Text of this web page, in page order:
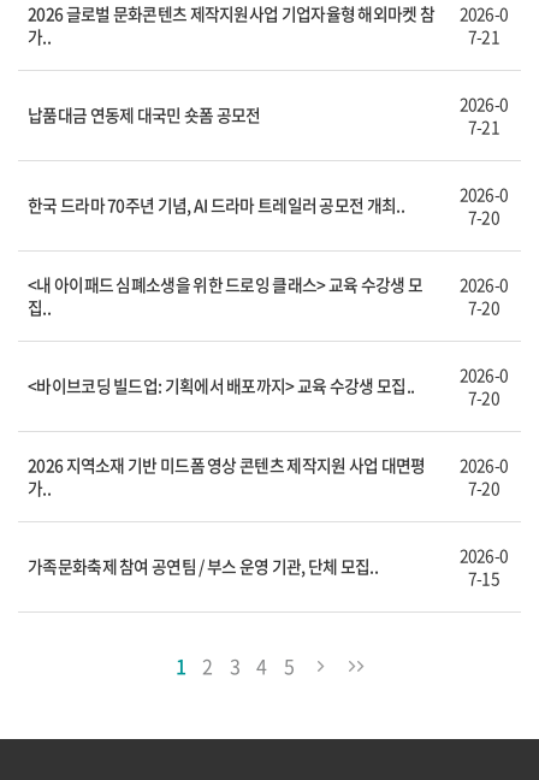
2026 글로벌 문화콘텐츠 제작지원사업 기업자율형 해외마켓 참
가..
2026-0
7-21
납품대금 연동제 대국민 숏폼 공모전
2026-0
7-21
한국 드라마 70주년 기념, AI 드라마 트레일러 공모전 개최..
2026-0
7-20
<내 아이패드 심폐소생을 위한 드로잉 클래스> 교육 수강생 모
집..
2026-0
7-20
<바이브코딩 빌드업: 기획에서 배포까지> 교육 수강생 모집..
2026-0
7-20
2026 지역소재 기반 미드폼 영상 콘텐츠 제작지원 사업 대면평
가..
2026-0
7-20
가족문화축제 참여 공연팀 / 부스 운영 기관, 단체 모집..
2026-0
7-15
1 2 3 4 5